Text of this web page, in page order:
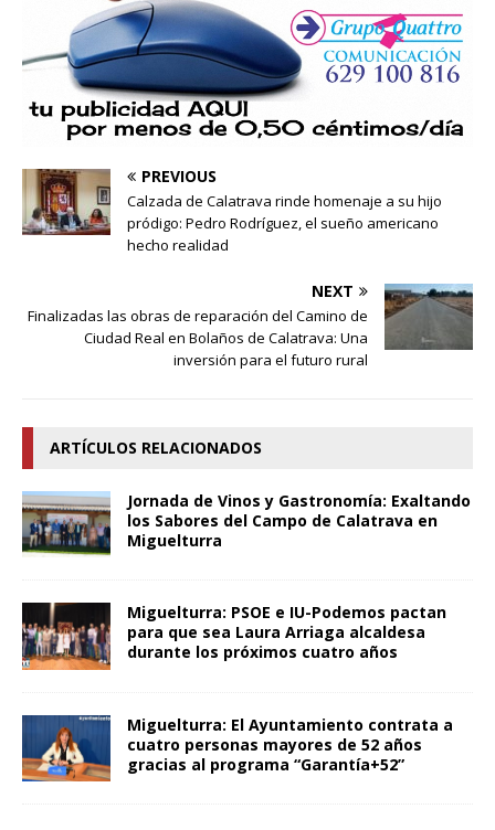
PREVIOUS
Calzada de Calatrava rinde homenaje a su hijo
pródigo: Pedro Rodríguez, el sueño americano
hecho realidad
NEXT
Finalizadas las obras de reparación del Camino de
Ciudad Real en Bolaños de Calatrava: Una
inversión para el futuro rural
ARTÍCULOS RELACIONADOS
Jornada de Vinos y Gastronomía: Exaltando
los Sabores del Campo de Calatrava en
Miguelturra
Miguelturra: PSOE e IU-Podemos pactan
para que sea Laura Arriaga alcaldesa
durante los próximos cuatro años
Miguelturra: El Ayuntamiento contrata a
cuatro personas mayores de 52 años
gracias al programa “Garantía+52”